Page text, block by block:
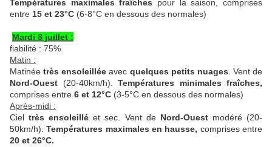
Températures maximales fraîches pour la saison, comprises
entre 15 et 23°C (6-8°C en dessous des normales)
Mardi 8 juillet :
fiabilité : 75%
Matin :
Matinée très ensoleillée avec quelques petits nuages . Vent de
Nord-Ouest (20-40km/h).
Températures minimales fraîches,
comprises entre 6 et 12°C (3-5°C en dessous des normales)
Après-midi :
Cieltrès ensoleilléet sec. Vent deNord-Ouest modéré (20-
50km/h).Températures maximales en hausse, comprises entre
20 et 26°C.